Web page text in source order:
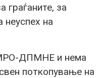
граѓаните, за
неуспех на
ДПМНЕ и нема
поткопување на